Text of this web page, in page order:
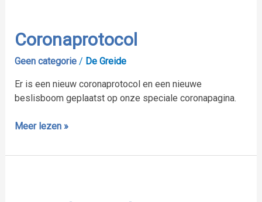
Coronaprotocol
Geen categorie/ De Greide
Er is een nieuw coronaprotocol en een nieuwe
beslisboom geplaatst op onze speciale coronapagina.
Meer lezen »